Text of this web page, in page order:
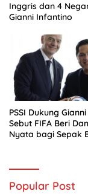
Inggris dan 4
Gianni Infantino
PSSI Dukung
Sebut FIFA Beri
Nyata bagi Sepak
Popular Post